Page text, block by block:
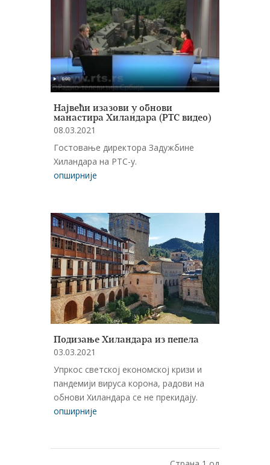
Највећи изазови у обнови
манастира Хиландарa (РТС видео)
08.03.2021
Гостовање директора Задужбине
Хиландара на РТС-у.
опширније
Подизање Хиландара из пепела
03.03.2021
Упркос светској економској кризи и
пандемији вируса корона, радови на
обнови Хиландара се не прекидају.
опширније